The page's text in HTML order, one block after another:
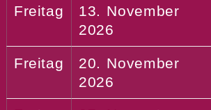
Freitag
13. November
2026
Freitag
20. November
2026